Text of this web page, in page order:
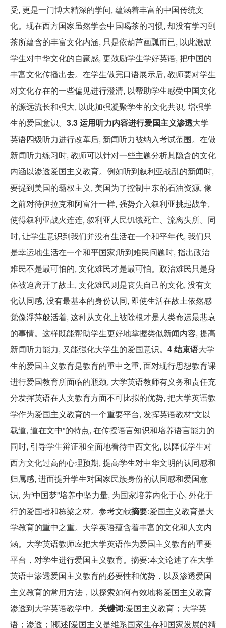
受, 更是一门博大精深的学问, 蕴涵着丰富的中国传统文
化。现在西方国家虽然学会中国喝茶的习惯, 却没有学习到
茶所蕴含的丰富文化内涵, 只是依葫芦画瓢而已, 以此激励
学生对中华文化的自豪感, 更鼓励学生学好英语, 把中国的
丰富文化传播出去。在学生做完口语展示后, 教师要对学生
对文化存在的一些偏见进行澄清, 以帮助学生感受中国文化
的源远流长和强大, 以此加强凝聚学生的文化共识, 增强学
生的爱国意识。 3.3 运用听力内容进行爱国主义渗透大学
英语四级听力进行改革后, 新闻听力被纳入考试范围。在做
新闻听力练习时, 教师可以针对一些主题分析其隐含的文化
内涵以渗透爱国主义教育。例如听到叙利亚战乱的新闻时,
要提到美国的霸权主义, 美国为了控制中东的石油资源, 像
之前对待伊拉克和阿富汗一样, 强势介入叙利亚挑起战争,
使得叙利亚战火连连, 叙利亚人民饥饿死亡、流离失所。同
时, 让学生意识到我们并没有生活在一个和平年代, 我们只
是幸运地生活在一个和平国家;听到难民问题时, 指出政治
难民不是最可怕的, 文化难民才是最可怕。政治难民只是身
体被迫离开了故土, 文化难民则是丧失自己的文化, 没有文
化认同感, 没有最基本的身份认同, 即使生活在故土依然感
觉像浮萍般活着, 这种从文化上被除根才是人类命运最悲哀
的事情。这样既能帮助学生更好地掌握类似新闻内容, 提高
新闻听力能力, 又能强化大学生的爱国意识。 4 结束语大学
生的爱国主义教育是教育的重中之重, 面对现行思想教育课
进行爱国教育所面临的瓶颈, 大学英语教师有义务和责任充
分发挥英语在人文教育方面不可比拟的优势, 把大学英语教
学作为爱国主义教育的一个重要平台, 发挥英语教材“文以
载道, 道在文中”的特点, 在传授语言知识和培养语言能力的
同时, 引导学生辩证和全面地看待中西文化, 以降低学生对
西方文化过高的心理预期, 提高学生对中华文明的认同感和
归属感, 进而提升学生对国家民族身份的认同感和爱国意
识, 为“中国梦”培养中坚力量, 为国家培养内化于心, 外化于
行的爱国者和栋梁之材。参考文献摘要:爱国主义教育是大
学教育的重中之重。大学英语蕴含着丰富的文化和人文内
涵。大学英语教师应把大学英语作为爱国主义教育的重要
平台，对学生进行爱国主义教育。摘要:本文论述了在大学
英语中渗透爱国主义教育的必要性和优势，以及渗透爱国
主义教育的常用方法，以探索如何有效地将爱国主义教育
渗透到大学英语教学中。 关键词:爱国主义教育；大学英
语；渗透；[概述[爱国主义是维系国家生存和国家发展的精